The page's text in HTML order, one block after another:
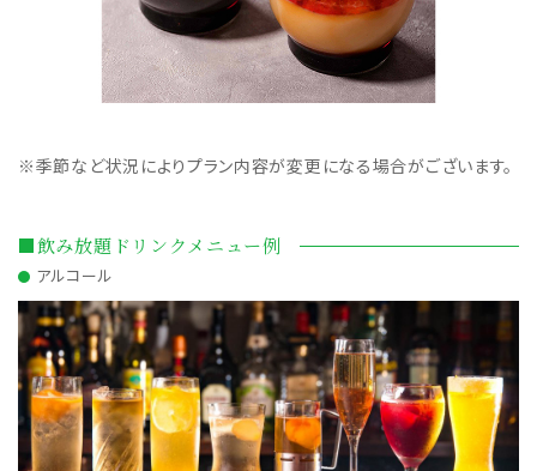
※季節など状況によりプラン内容が変更になる場合がございます。
■飲み放題ドリンクメニュー例
アルコール